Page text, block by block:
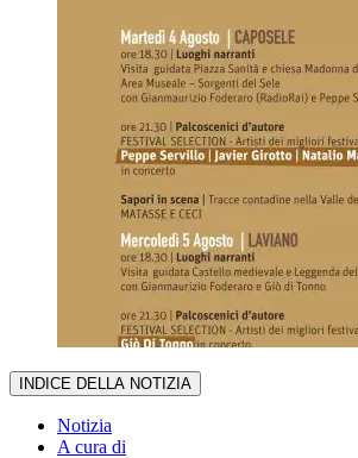
INDICE DELLA NOTIZIA
Notizia
A cura di